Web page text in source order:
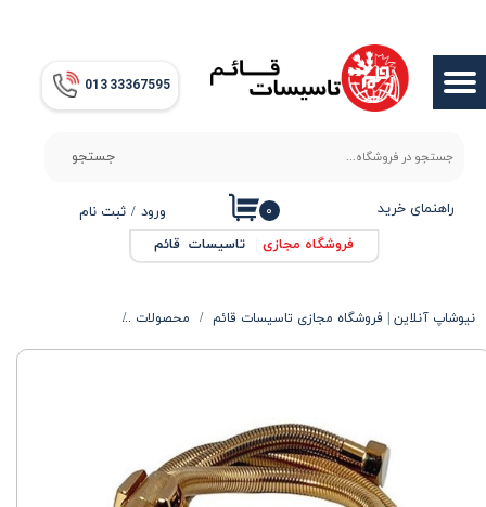
013​​​​​​​ 33367595
جستجو
ورود / ثبت نام
حساب کاربری من
تغییر گذر واژه
سفارشات
خروج از حساب کاربری
راهنمای خرید ۰
فروشگاه مجازی تاسیسات قائم
نیوشاپ آنلاین | فروشگاه مجازی تاسیسات قائم محصولات